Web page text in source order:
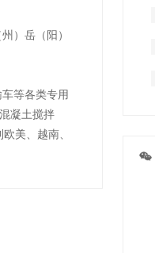
）岳（阳）
等各类专用
凝土搅拌
美、越南、